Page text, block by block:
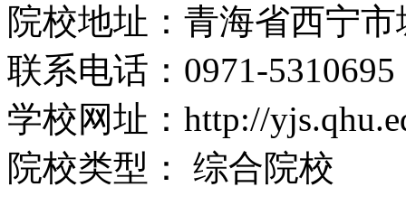
院校地址： 青海省西宁
联系电话： 0971-5310695
学校网址： http://
院校类型：
综合院校